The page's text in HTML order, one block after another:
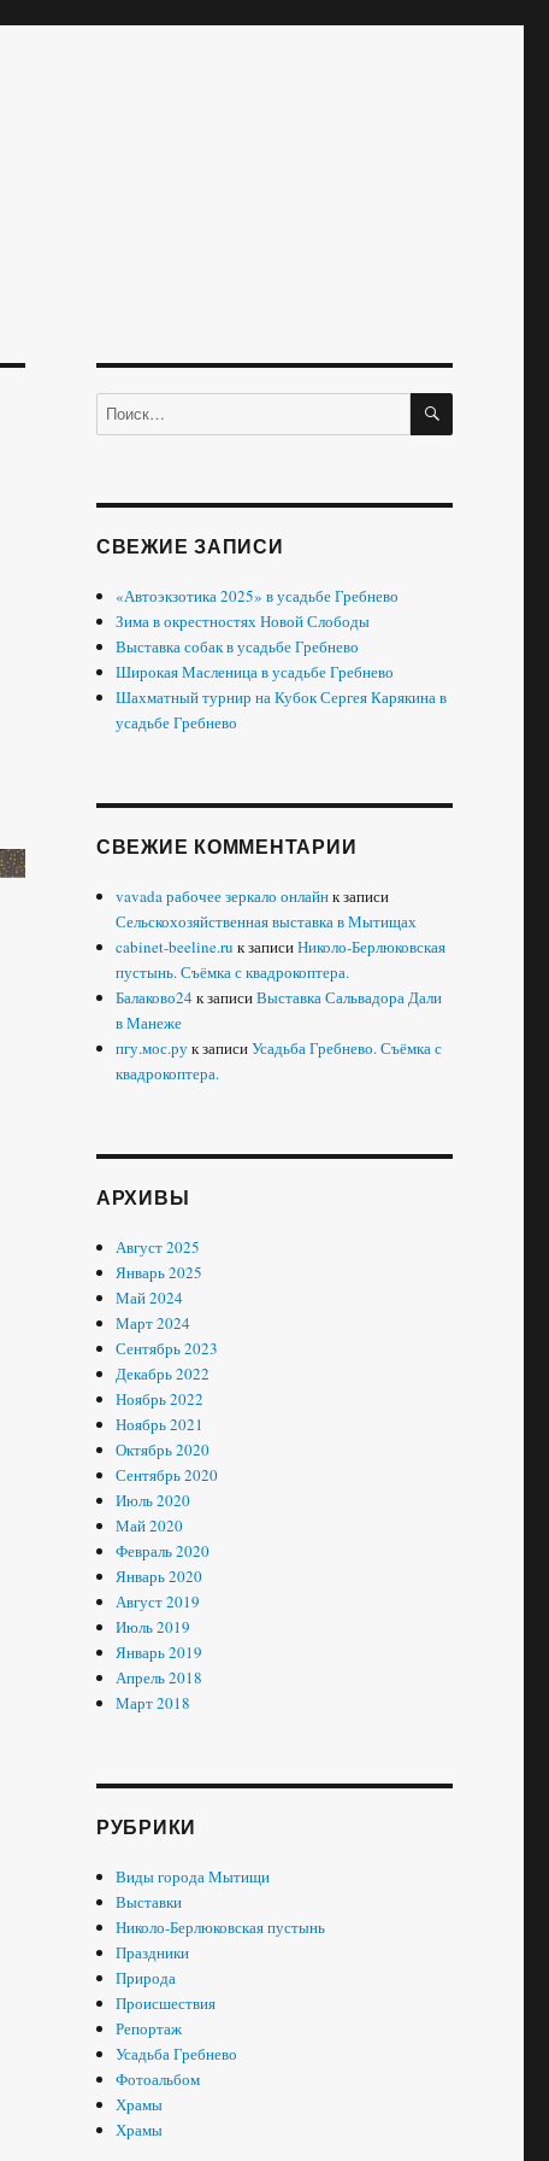
Искать: ПОИСК
СВЕЖИЕ ЗАПИСИ
«Автоэкзотика 2025» в усадьбе Гребнево
Зима в окрестностях Новой Слободы
Выставка собак в усадьбе Гребнево
Широкая Масленица в усадьбе Гребнево
Шахматный турнир на Кубок Сергея Карякина в
усадьбе Гребнево
СВЕЖИЕ КОММЕНТАРИИ
vavada рабочее зеркало онлайнк записи
Сельскохозяйственная выставка в Мытищах
cabinet-beeline.ru к записиНиколо-Берлюковская
пустынь. Съёмка с квадрокоптера.
Балаково24к записиВыставка Сальвадора Дали
в Манеже
пгу.мос.рук записиУсадьба Гребнево. Съёмка с
квадрокоптера.
АРХИВЫ
Август 2025
Январь 2025
Май 2024
Март 2024
Сентябрь 2023
Декабрь 2022
Ноябрь 2022
Ноябрь 2021
Октябрь 2020
Сентябрь 2020
Июль 2020
Май 2020
Февраль 2020
Январь 2020
Август 2019
Июль 2019
Январь 2019
Апрель 2018
Март 2018
РУБРИКИ
Виды города Мытищи
Выставки
Николо-Берлюковская пустынь
Праздники
Природа
Происшествия
Репортаж
Усадьба Гребнево
Фотоальбом
Храмы
Храмы